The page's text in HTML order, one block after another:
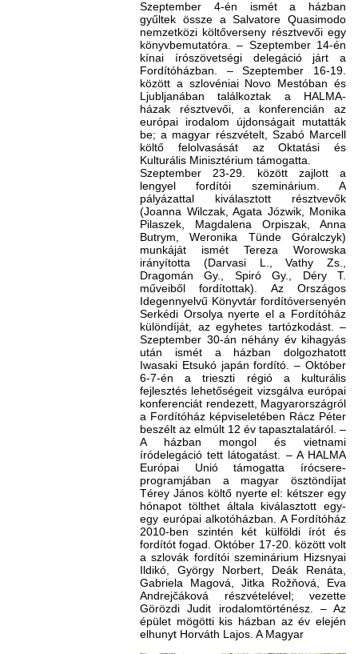
Szeptember 4-én ismét a házban
gyűltek össze a Salvatore Quasimodo
nemzetközi költőverseny résztvevői egy
könyvbemutatóra. – Szeptember 14-én
kínai írószövetségi delegáció járt a
Fordítóházban. – Szeptember 16-19.
között a szlovéniai Novo Mestóban és
Ljubljanában találkoztak a HALMA-
házak résztvevői, a konferencián az
európai irodalom újdonságait mutatták
be; a magyar részvételt, Szabó Marcell
költő felolvasását az Oktatási és
Kulturális Minisztérium támogatta.
Szeptember 23-29. között zajlott a
lengyel fordítói szeminárium. A
pályázattal kiválasztott résztvevők
(Joanna Wilczak, Agata Józwik, Monika
Pilaszek, Magdalena Orpiszak, Anna
Butrym, Weronika Tünde Góralczyk)
munkáját ismét Tereza Worowska
irányította (Darvasi L., Vathy Zs.,
Dragomán Gy., Spiró Gy., Déry T.
műveiből fordítottak). Az Országos
Idegennyelvű Könyvtár fordítóversenyén
Serkédi Orsolya nyerte el a Fordítóház
különdíját, az egyhetes tartózkodást. –
Szeptember 30-án néhány év kihagyás
után ismét a házban dolgozhatott
Iwasaki Etsukó japán fordító. – Október
6-7-én a trieszti régió a kulturális
fejlesztés lehetőségeit vizsgálva európai
konferenciát rendezett, Magyarországról
a Fordítóház képviseletében Rácz Péter
beszélt az elmúlt 12 év tapasztalatáról. –
A házban mongol és vietnami
íródelegáció tett látogatást. – A HALMA
Európai Unió támogatta írócsere-
programjában a magyar ösztöndíjat
Térey János költő nyerte el: kétszer egy
hónapot tölthet általa kiválasztott egy-
egy európai alkotóházban. A Fordítóház
2010-ben szintén két külföldi írót és
fordítót fogad. Október 17-20. között volt
a szlovák fordítói szeminárium Hizsnyai
Ildikó, György Norbert, Deák Renáta,
Gabriela Magová, Jitka Rožňová, Eva
Andrejčáková részvételével; vezette
Görözdi Judit irodalomtörténész. – Az
épület mögötti kis házban az év elején
elhunyt Horváth Lajos. A Magyar